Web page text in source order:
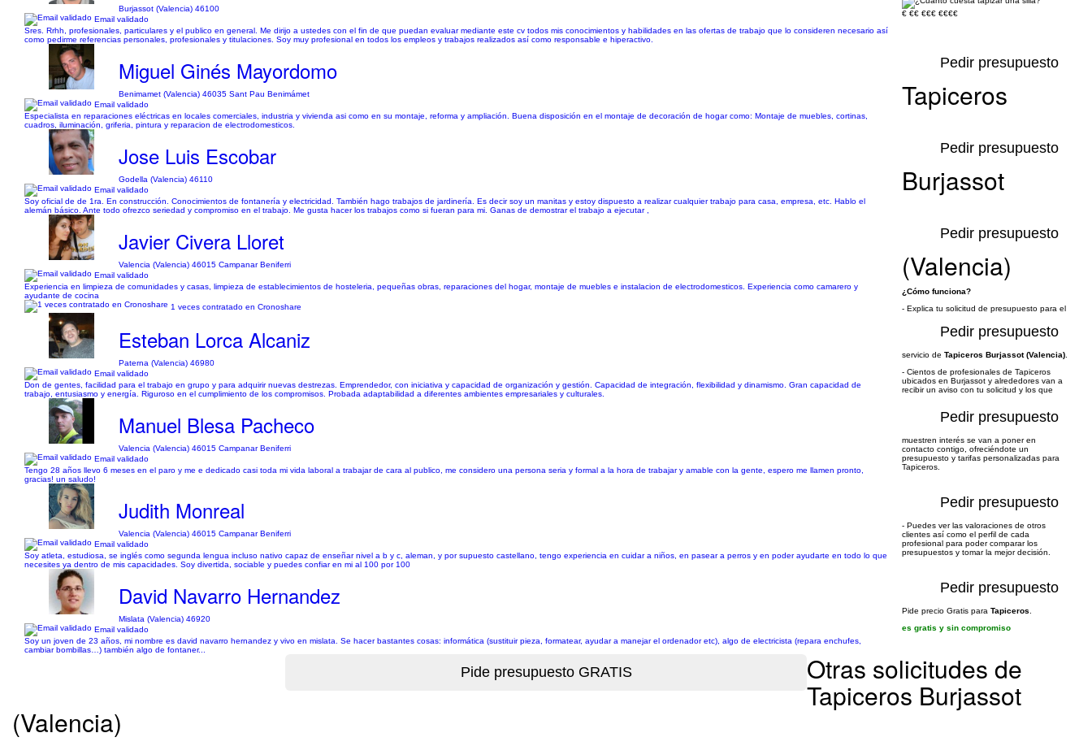
Burjassot (Valencia) 46100
Email validado
Sres. Rrhh, profesionales, particulares y el publico en general. Me dirijo a ustedes con el fin de que puedan evaluar mediante este cv todos mis conocimientos y habilidades en las ofertas de trabajo que lo consideren necesario así
como pedirme referencias personales, profesionales y titulaciones. Soy muy profesional en todos los empleos y trabajos realizados así como responsable e hiperactivo.
Miguel Ginés Mayordomo
Benimamet (Valencia) 46035 Sant Pau Benimámet
Email validado
Especialista en reparaciones eléctricas en locales comerciales, industria y vivienda asi como en su montaje, reforma y ampliación. Buena disposición en el montaje de decoración de hogar como: Montaje de muebles, cortinas,
cuadros, iluminación, griferia, pintura y reparacion de electrodomesticos.
Pedir presupuesto
Jose Luis Escobar
Godella (Valencia) 46110
Email validado
Soy oficial de de 1ra. En construcción. Conocimientos de fontanería y electricidad. También hago trabajos de jardinería. Es decir soy un manitas y estoy dispuesto a realizar cualquier trabajo para casa, empresa, etc. Hablo el
alemán básico. Ante todo ofrezco seriedad y compromiso en el trabajo. Me gusta hacer los trabajos como si fueran para mi. Ganas de demostrar el trabajo a ejecutar ,
Pedir presupuesto
Javier Civera Lloret
Valencia (Valencia) 46015 Campanar Beniferri
Email validado
Experiencia en limpieza de comunidades y casas, limpieza de establecimientos de hosteleria, pequeñas obras, reparaciones del hogar, montaje de muebles e instalacion de electrodomesticos. Experiencia como camarero y
ayudante de cocina
1 veces contratado en Cronoshare
Pedir presupuesto
Esteban Lorca Alcaniz
Paterna (Valencia) 46980
Email validado
Don de gentes, facilidad para el trabajo en grupo y para adquirir nuevas destrezas. Emprendedor, con iniciativa y capacidad de organización y gestión. Capacidad de integración, flexibilidad y dinamismo. Gran capacidad de
trabajo, entusiasmo y energía. Riguroso en el cumplimiento de los compromisos. Probada adaptabilidad a diferentes ambientes empresariales y culturales.
Pedir presupuesto
Manuel Blesa Pacheco
Valencia (Valencia) 46015 Campanar Beniferri
Email validado
Tengo 28 años llevo 6 meses en el paro y me e dedicado casi toda mi vida laboral a trabajar de cara al publico, me considero una persona seria y formal a la hora de trabajar y amable con la gente, espero me llamen pronto,
gracias! un saludo!
Pedir presupuesto
Judith Monreal
Valencia (Valencia) 46015 Campanar Beniferri
Email validado
Soy atleta, estudiosa, se inglés como segunda lengua incluso nativo capaz de enseñar nivel a b y c, aleman, y por supuesto castellano, tengo experiencia en cuidar a niños, en pasear a perros y en poder ayudarte en todo lo que
necesites ya dentro de mis capacidades. Soy divertida, sociable y puedes confiar en mi al 100 por 100
Pedir presupuesto
David Navarro Hernandez
Mislata (Valencia) 46920
Email validado
Soy un joven de 23 años, mi nombre es david navarro hernandez y vivo en mislata. Se hacer bastantes cosas: informática (sustituir pieza, formatear, ayudar a manejar el ordenador etc), algo de electricista (repara enchufes,
cambiar bombillas…) también algo de fontaner...
Pedir presupuesto
€ €€ €€€ €€€€
Tapiceros
Burjassot
(Valencia)
¿Cómo funciona?
- Explica tu solicitud de presupuesto para el
servicio de Tapiceros Burjassot (Valencia)
- Cientos de profesionales de Tapiceros
ubicados en Burjassot y alrededores van a
recibir un aviso con tu solicitud y los que
muestren interés se van a poner en
contacto contigo, ofreciéndote un
presupuesto y tarifas personalizadas para
Tapiceros.
- Puedes ver las valoraciones de otros
clientes así como el perfil de cada
profesional para poder comparar los
presupuestos y tomar la mejor decisión.
Pide precio Gratis para Tapiceros
es gratis y sin compromiso
Otras solicitudes de
Tapiceros Burjassot
(Valencia)